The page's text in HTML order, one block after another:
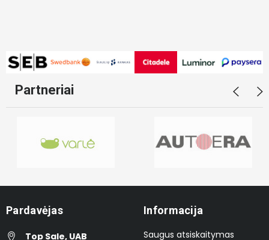
Partneriai
Pardavėjas
Top Sale, UAB
Informacija
Saugus atsiskaitymas